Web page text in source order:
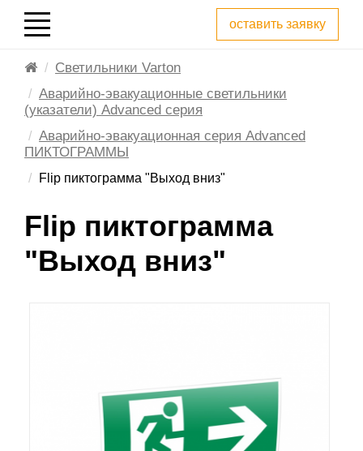
оставить заявку
Светильники Varton
Аварийно-эвакуационные светильники
(указатели) Advanced серия
Аварийно-эвакуационная серия Advanced
ПИКТОГРАММЫ
Flip пиктограмма "Выход вниз"
Flip пиктограмма
"Выход вниз"